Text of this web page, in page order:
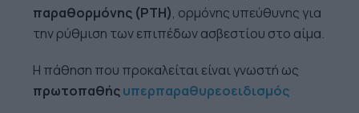
παραθορμόνης (PTH), ορμόνης υπεύθυνης για
την ρύθμιση των επιπέδων ασβεστίου στο αίμα.
Η πάθηση που προκαλείται είναι γνωστή ως
πρωτοπαθήςυπερπαραθυρεοειδισμός